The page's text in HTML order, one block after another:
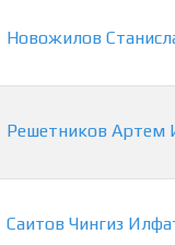
Новожилов
Решетников Артем
Саитов Чингиз